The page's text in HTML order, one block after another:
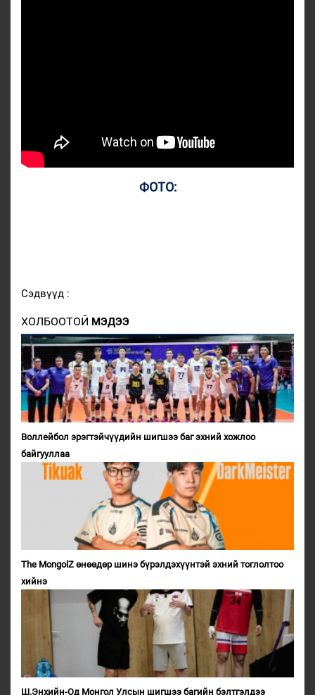
ФОТО:
Сэдвүүд :
ХОЛБООТОЙ МЭДЭЭ
Воллейбол эрэгтэйчүүдийн шигшээ баг эхний хожлоо
байгууллаа
The MongolZ өнөөдөр шинэ бүрэлдэхүүнтэй эхний тоглолтоо
хийнэ
Ш.Энхийн-Од Монгол Улсын шигшээ багийн бэлтгэлдээ